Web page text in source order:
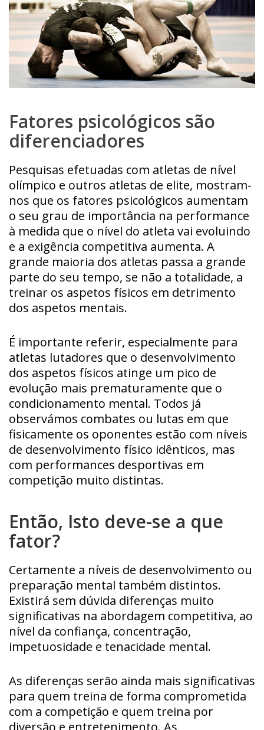
Fatores psicológicos são
diferenciadores
Pesquisas efetuadas com atletas de nível
olímpico e outros atletas de elite, mostram-
nos que os fatores psicológicos aumentam
o seu grau de importância na performance
à medida que o nível do atleta vai evoluindo
e a exigência competitiva aumenta. A
grande maioria dos atletas passa a grande
parte do seu tempo, se não a totalidade, a
treinar os aspetos físicos em detrimento
dos aspetos mentais.
É importante referir, especialmente para
atletas lutadores que o desenvolvimento
dos aspetos físicos atinge um pico de
evolução mais prematuramente que o
condicionamento mental. Todos já
observámos combates ou lutas em que
fisicamente os oponentes estão com níveis
de desenvolvimento físico idênticos, mas
com performances desportivas em
competição muito distintas.
Então, Isto deve-se a que
fator?
Certamente a níveis de desenvolvimento ou
preparação mental também distintos.
Existirá sem dúvida diferenças muito
significativas na abordagem competitiva, ao
nível da confiança, concentração,
impetuosidade e tenacidade mental.
As diferenças serão ainda mais significativas
para quem treina de forma comprometida
com a competição e quem treina por
diversão e entretenimento. As